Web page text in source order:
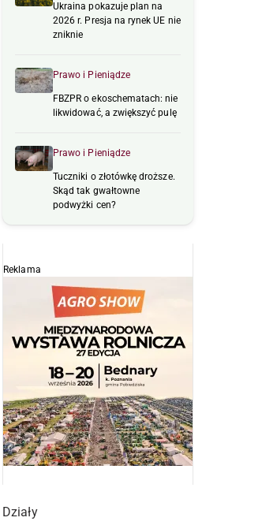
Ukraina pokazuje plan na
2026 r. Presja na rynek UE nie
zniknie
Prawo i Pieniądze
FBZPR o ekoschematach: nie
likwidować, a zwiększyć pulę
Prawo i Pieniądze
Tuczniki o złotówkę droższe.
Skąd tak gwałtowne
podwyżki cen?
Reklama
Działy